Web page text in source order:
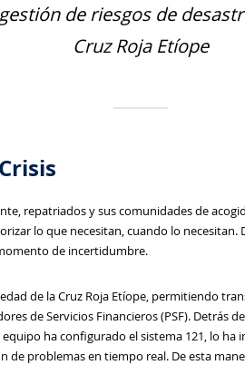
de riesgos de
Cruz Roja Etíope
repatriados y sus comunidades de
lo que necesitan, cuando lo
de incertidumbre.
de la Cruz Roja Etíope, permitiendo
de Servicios Financieros (PSF). Detrás
ha configurado el sistema 121, lo ha
de problemas en tiempo real. De esta